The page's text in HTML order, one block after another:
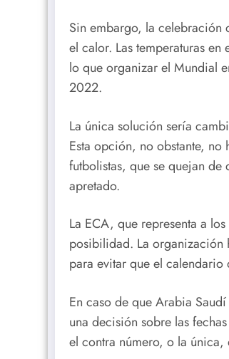
Sin embargo, la celebración
el calor. Las temperaturas
lo que organizar el Mundial
2022.
La única solución sería
Esta opción, no obstante,
futbolistas, que se quejan
apretado.
La ECA, que representa a
posibilidad. La organización
para evitar que el calendario
En caso de que Arabia
una decisión sobre las
el contra número, o la